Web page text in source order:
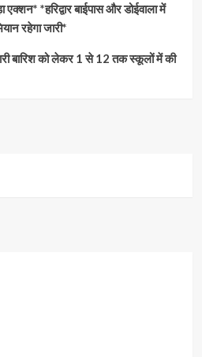
एक्शन* *हरिद्वार बाईपास और डोईवाला में
रहेगा जारी*
बारिश को लेकर 1 से 12 तक स्कूलों में की